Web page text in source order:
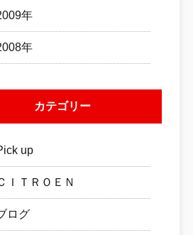
年
年
カテゴリー
up
ＩＴＲＯＥＮ
ログ